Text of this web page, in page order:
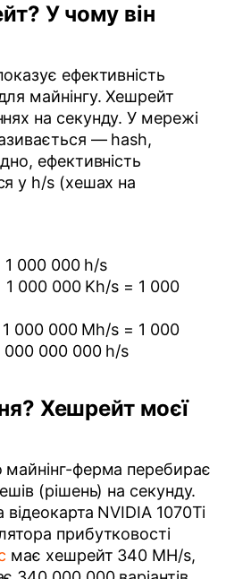
У чому він
ефективність
майнінгу. Хешрейт
на секунду. У мережі
— hash,
ефективність
у h/s (хешах на
1 000 000 h/s
1 000 000 Kh/s = 1 000
000 000 Mh/s = 1 000
000 000 000 h/s
Хешрейт моєї
майнінг-ферма перебирає
(рішень) на секунду.
NVIDIA 1070Ti
прибутковості
має хешрейт 340 MH/s,